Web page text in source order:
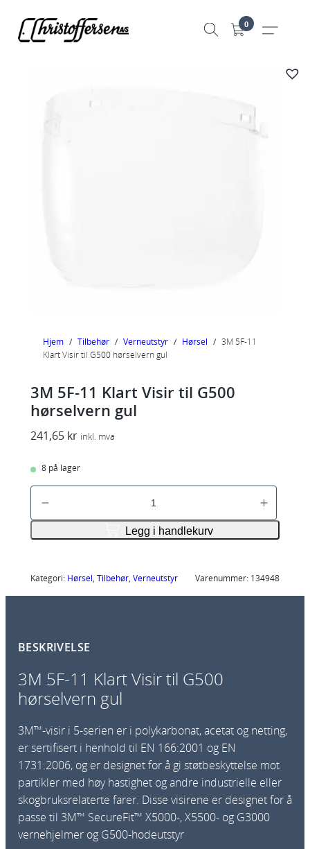
0
Hjem / Tilbehør / Verneutstyr / Hørsel / 3M 5F-11
Klart Visir til G500 hørselvern gul
3M 5F-11 Klart Visir til G500
hørselvern gul
241,65 kr inkl. mva
8 på lager
3
1
1
a
t
V
s
i
r
t
i
l
G
Legg i handlekurv
Kategori: Hørsel, Tilbehør, Verneutstyr Varenummer: 134948
BESKRIVELSE
3M 5F-11 Klart Visir til G500
hørselvern gul
3M™-visir i 5-serien er i polykarbonat, acetat og netting,
er sertifisert i henhold til EN 166:2001 og EN
1731:2006, og er designet for å gi støtbeskyttelse mot
partikler med høy hastighet og andre industrielle eller
skogbruksrelaterte farer. Disse visirene er designet for å
passe til 3M™ SecureFit™ X5000-, X5500- og G3000
vernehjelmer og G500-hodeutstyr